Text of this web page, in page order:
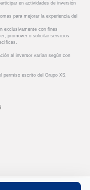
en actividades de inversión
para mejorar la experiencia del
exclusivamente con fines
promover o solicitar servicios
al inversor varían según con
permiso escrito del Grupo XS.